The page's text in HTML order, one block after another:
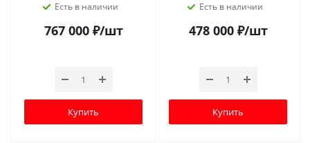
Есть в наличии
767 000₽/шт
Купить
Есть в наличии
478 000₽/шт
Купить